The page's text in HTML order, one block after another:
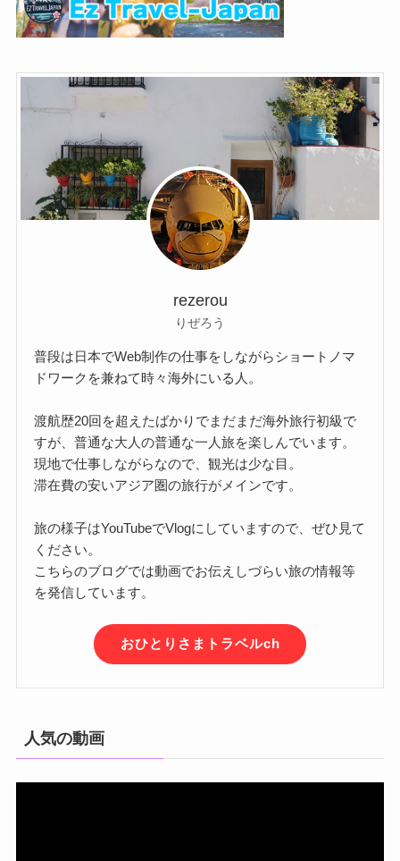
rezerou
りぜろう
普段は日本でWeb制作の仕事をしながらショートノマ
ドワークを兼ねて時々海外にいる人。
渡航歴20回を超えたばかりでまだまだ海外旅行初級で
すが、普通な大人の普通な一人旅を楽しんでいます。
現地で仕事しながらなので、観光は少な目。
滞在費の安いアジア圏の旅行がメインです。
旅の様子はYouTubeでVlogにしていますので、ぜひ見て
ください。
こちらのブログでは動画でお伝えしづらい旅の情報等
を発信しています。
おひとりさまトラベルch
人気の動画